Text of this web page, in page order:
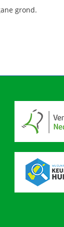
grond.